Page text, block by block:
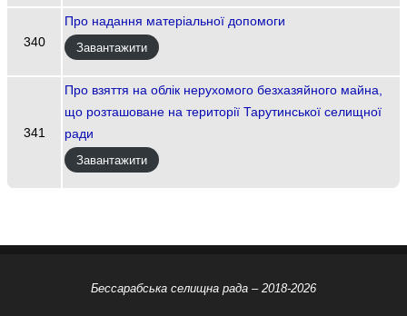
340
Про надання матеріальної допомоги
Завантажити
341
Про взяття на облік нерухомого безхазяйного майна,
що розташоване на території Тарутинської селищної
ради
Завантажити
Бессарабська селищна рада – 2018-2026